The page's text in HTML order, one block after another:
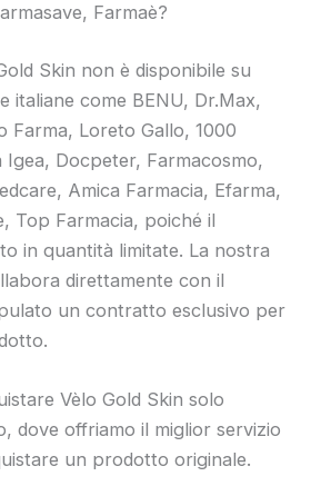
Farmaè?
Skin non è disponibile su
italiane come BENU, Dr.Max,
Farma, Loreto Gallo, 1000
Igea, Docpeter, Farmacosmo,
Amica Farmacia, Efarma,
Top Farmacia, poiché il
in quantità limitate. La nostra
direttamente con il
un contratto esclusivo per
Vèlo Gold Skin solo
dove offriamo il miglior servizio
un prodotto originale.